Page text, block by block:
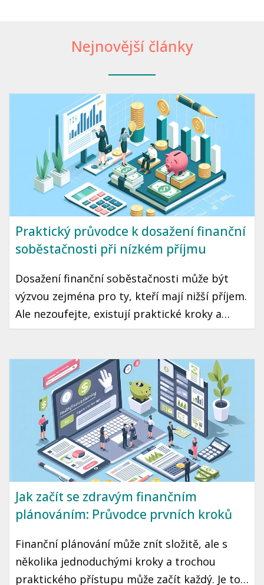
Nejnovější články
Praktický průvodce k dosažení finanční
soběstačnosti při nízkém příjmu
Dosažení finanční soběstačnosti může být
výzvou zejména pro ty, kteří mají nižší příjem.
Ale nezoufejte, existují praktické kroky a
strategie, které vám mohou pomoci tento cíl
šetřit a investovat i s omezeným rozpočtem.
Jak začít se zdravým finančním
plánováním: Průvodce prvních kroků
Finanční plánování může znít složitě, ale s
několika jednoduchými kroky a trochou
praktického přístupu může začít každý. Je to